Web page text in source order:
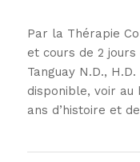
Par la Thérapie
et cours de 2
Tanguay N.D.,
disponible, voir au
ans d’histoire et